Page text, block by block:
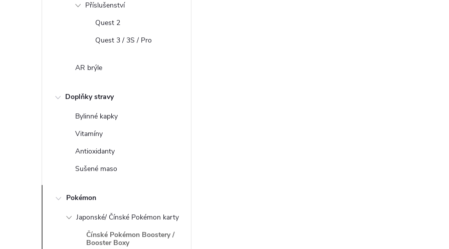
Příslušenství
Quest 2
Quest 3 / 3S / Pro
AR brýle
Doplňky stravy
Bylinné kapky
Vitamíny
Antioxidanty
Sušené maso
Pokémon
Japonské/ Čínské Pokémon karty
Čínské Pokémon Boostery /
Booster Boxy